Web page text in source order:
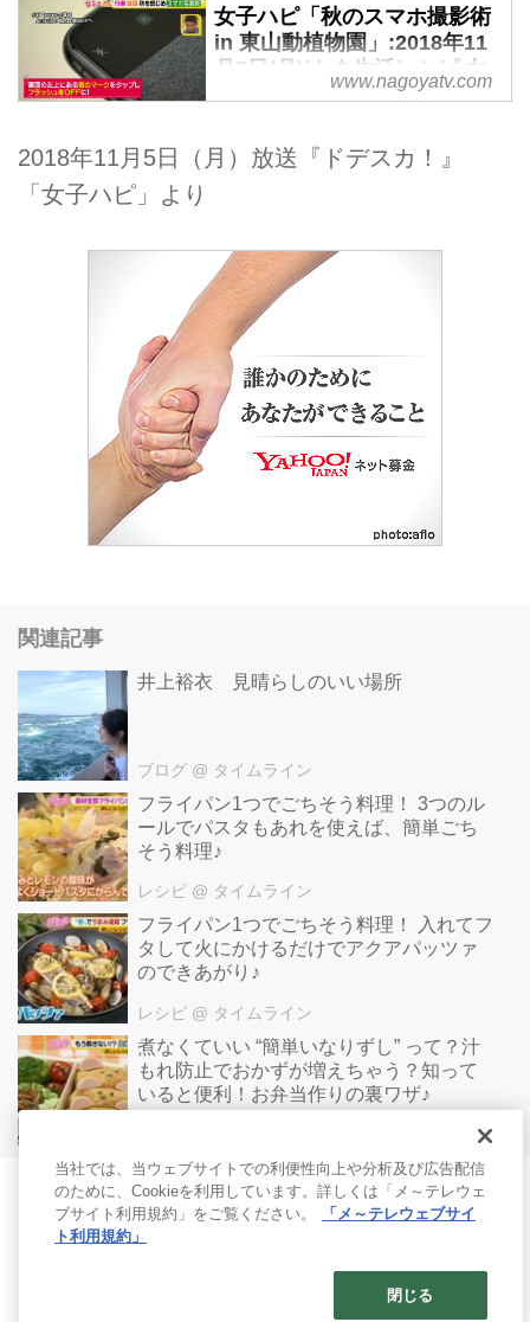
女子ハピ「秋のスマホ撮影術
in 東山動植物園」:2018年11
月5日(月)|トク生活レシピ 女
子ハピ|ドデスカ！-名古屋テ
www.nagoyatv.com
2018年11月5日（月）放送『ドデスカ！』
「女子ハピ」より
関連記事
井上裕衣 見晴らしのいい場所
ブログ @ タイムライン
フライパン1つでごちそう料理！ 3つのル
ールでパスタもあれを使えば、簡単ごち
そう料理♪
レシピ @ タイムライン
フライパン1つでごちそう料理！ 入れてフ
タして火にかけるだけでアクアパッツァ
のできあがり♪
レシピ @ タイムライン
煮なくていい “簡単いなりずし” って？汁
もれ防止でおかずが増えちゃう？知って
いると便利！お弁当作りの裏ワザ♪
© 2017- Nagoya Broadcasting Network All rights reserved.
当社では、当ウェブサイトでの利便性向上や分析及び広告配信
のために、Cookieを利用しています。詳しくは「メ～テレウェ
ブサイト利用規約」をご覧ください。
「メ～テレウェブサイ
ト利用規約」
閉じる